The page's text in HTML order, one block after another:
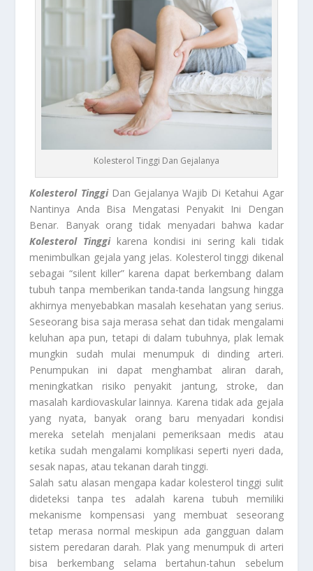
Kolesterol Tinggi Dan Gejalanya
Kolesterol TinggiDan Gejalanya Wajib Di Ketahui Agar
Nantinya Anda Bisa Mengatasi Penyakit Ini Dengan
Benar. Banyak orang tidak menyadari bahwa kadar
Kolesterol Tinggikarena kondisi ini sering kali tidak
menimbulkan gejala yang jelas. Kolesterol tinggi dikenal
sebagai “silent killer” karena dapat berkembang dalam
tubuh tanpa memberikan tanda-tanda langsung hingga
akhirnya menyebabkan masalah kesehatan yang serius.
Seseorang bisa saja merasa sehat dan tidak mengalami
keluhan apa pun, tetapi di dalam tubuhnya, plak lemak
mungkin sudah mulai menumpuk di dinding arteri.
Penumpukan ini dapat menghambat aliran darah,
meningkatkan risiko penyakit jantung, stroke, dan
masalah kardiovaskular lainnya. Karena tidak ada gejala
yang nyata, banyak orang baru menyadari kondisi
mereka setelah menjalani pemeriksaan medis atau
ketika sudah mengalami komplikasi seperti nyeri dada,
sesak napas, atau tekanan darah tinggi.
Salah satu alasan mengapa kadar kolesterol tinggi sulit
dideteksi tanpa tes adalah karena tubuh memiliki
mekanisme kompensasi yang membuat seseorang
tetap merasa normal meskipun ada gangguan dalam
sistem peredaran darah. Plak yang menumpuk di arteri
bisa berkembang selama bertahun-tahun sebelum